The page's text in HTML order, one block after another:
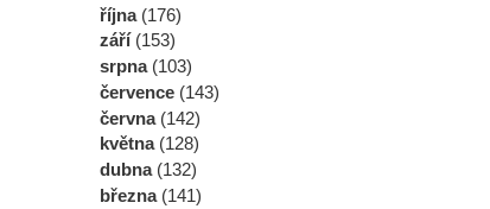
října (176)
září (153)
srpna (103)
července (143)
června (142)
května (128)
dubna (132)
března (141)